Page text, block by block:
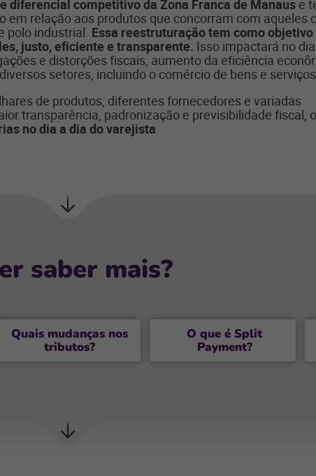
diferencial competitivo da Zona Franca de Manaus e
em relação aos produtos que concorram com aqueles
polo industrial. Essa reestruturação tem como objetivo
justo, eficiente e transparente. Isso impactará no
e distorções fiscais, aumento da eficiência
setores, incluindo o comércio de bens e
de produtos, diferentes fornecedores e variadas
transparência, padronização e previsibilidade fiscal,
no dia a dia do varejista.
saber mais?
Quais mudanças nos
tributos?
O que é Split
Payment?